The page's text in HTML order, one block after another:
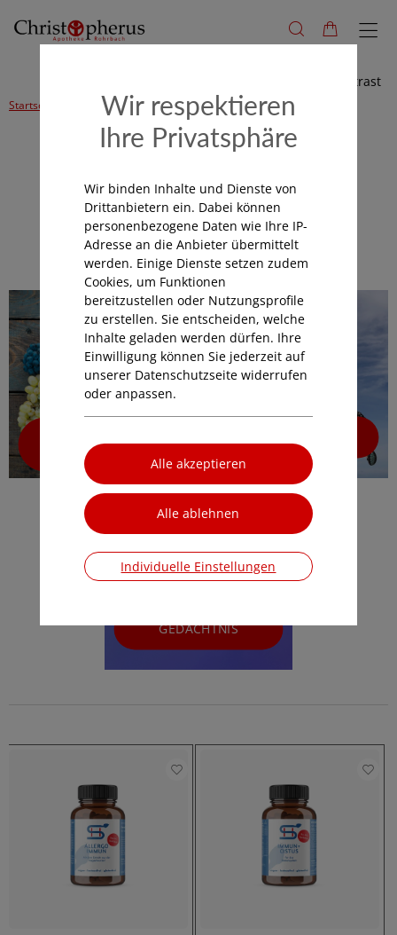
Hoher Kontrast
Startseite Alle Produkte Nahrungsergänzung
Nahrungsergänzung
SPURENELEMENTE
GEDÄCHTNIS
Wir respektieren
Ihre Privatsphäre
Wir binden Inhalte und Dienste von
Drittanbietern ein. Dabei können
personenbezogene Daten wie Ihre IP-
Adresse an die Anbieter übermittelt
werden. Einige Dienste setzen zudem
Cookies, um Funktionen
bereitzustellen oder Nutzungsprofile
zu erstellen. Sie entscheiden, welche
Inhalte geladen werden dürfen. Ihre
Einwilligung können Sie jederzeit auf
unserer Datenschutzseite widerrufen
oder anpassen.
Individuelle Einstellungen